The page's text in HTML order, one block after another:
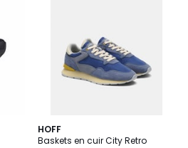
HOFF
Baskets en cuir City Retro